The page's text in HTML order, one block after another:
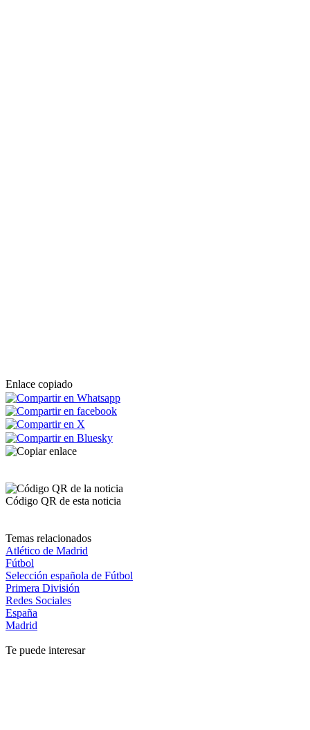
Enlace copiado
Código QR de esta noticia
Temas relacionados
Atlético de Madrid
Fútbol
Selección española de Fútbol
Primera División
Redes Sociales
España
Madrid
Te puede interesar